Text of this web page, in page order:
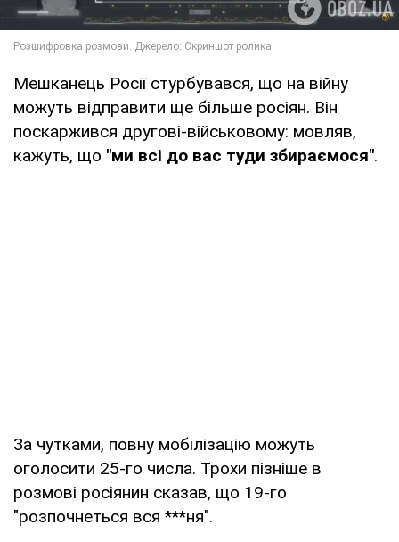
Мешканець Росії стурбувався, що на війну
можуть відправити ще більше росіян. Він
поскаржився другові-військовому: мовляв,
кажуть, що "ми всі до вас туди збираємося".
За чутками, повну мобілізацію можуть
оголосити 25-го числа. Трохи пізніше в
розмові росіянин сказав, що 19-го
"розпочнеться вся ***ня".